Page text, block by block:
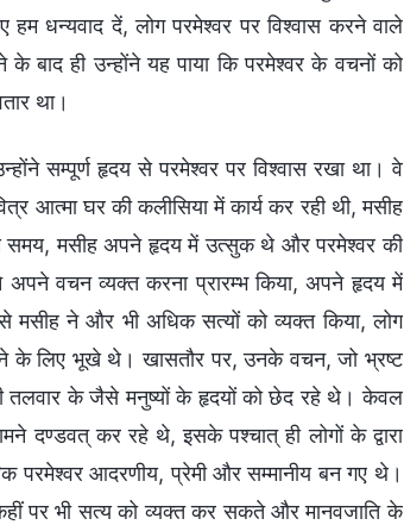
हम धन्यवाद दें, लोग परमेश्वर पर विश्वास करने वाले
के बाद ही उन्होंने यह पाया कि परमेश्वर के वचनों को
था।
सम्पूर्ण हृदय से परमेश्वर पर विश्वास रखा था। वे
आत्मा घर की कलीसिया में कार्य कर रही थी, मसीह
समय, मसीह अपने हृदय में उत्सुक थे और परमेश्वर की
वचन व्यक्त करना प्रारम्भ किया, अपने हृदय में
ने और भी अधिक सत्यों को व्यक्त किया, लोग
के लिए भूखे थे। खासतौर पर, उनके वचन, जो भ्रष्ट
तलवार के जैसे मनुष्यों के हृदयों को छेद रहे थे। केवल
दण्डवत् कर रहे थे, इसके पश्चात् ही लोगों के द्वारा
परमेश्वर आदरणीय, प्रेमी और सम्मानीय बन गए थे।
पर भी सत्य को व्यक्त कर सकते और मानवजाति के